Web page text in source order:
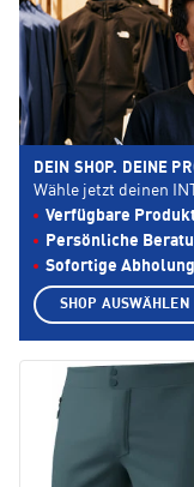
DEIN SHOP. DEINE
Wähle jetzt deinen
Verfügbare
Persönliche
Sofortige